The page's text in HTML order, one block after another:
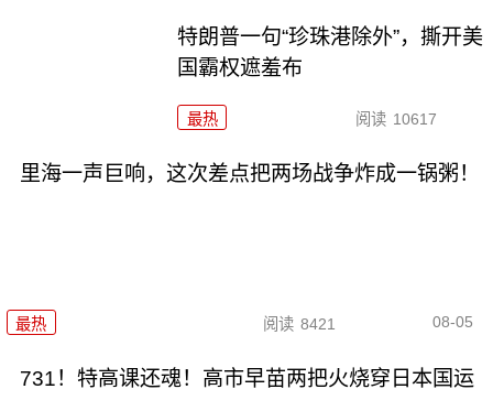
特朗普一句“珍珠港除外”，撕开美
国霸权遮羞布
最热 阅读 10617
里海一声巨响，这次差点把两场战争炸成一锅粥！
最热 阅读 8421 08-05
731！特高课还魂！高市早苗两把火烧穿日本国运